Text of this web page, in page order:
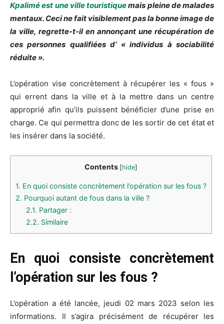
Kpalimé est une ville touristiquemais pleine de malades
mentaux. Ceci ne fait visiblement pas la bonne image de
la ville, regrette-t-il en annonçant une récupération de
ces personnes qualifiées d‘ « individus à sociabilité
réduite ».
L’opération vise concrètement à récupérer les « fous »
qui errent dans la ville et à la mettre dans un centre
approprié afin qu’ils puissent bénéficier d’une prise en
charge. Ce qui permettra donc de les sortir de cet état et
les insérer dans la société.
Contents [hide]
1. En quoi consiste concrètement l’opération sur les fous ?
2. Pourquoi autant de fous dans la ville ?
2.1. Partager :
2.2. Similaire
En quoi consiste concrètement
l’opération sur les fous ?
L’opération a été lancée, jeudi 02 mars 2023 selon les
informations. Il s’agira précisément de récupérer les